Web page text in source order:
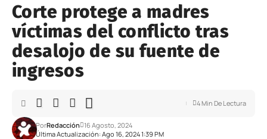
Corte protege a madres
víctimas del conflicto tras
desalojo de su fuente de
ingresos
Última Actualización: Ago 16, 2024 1:39 PM
PorRedacción 16 Agosto, 2024
4 Min De Lectura